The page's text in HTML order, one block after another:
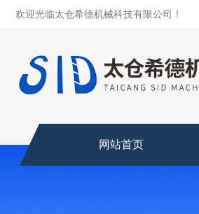
欢迎光临太仓希德机械科技有限公司！
网站首页